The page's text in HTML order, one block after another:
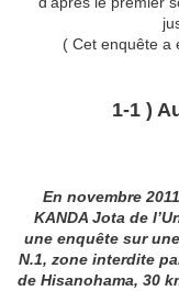
( Cet enquête a
1-1 )
En novembre
KANDA Jota de
une enquête sur
N.1, zone interdite
de Hisanohama, 30